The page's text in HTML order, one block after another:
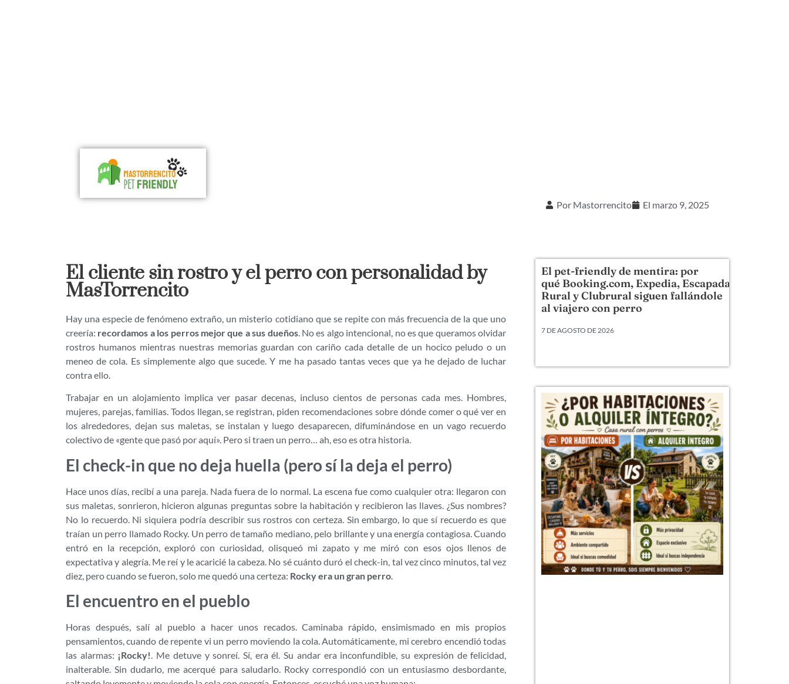
Por Mastorrencito El marzo 9, 2025
El cliente sin rostro y el perro con personalidad by
MasTorrencito
Hay una especie de fenómeno extraño, un misterio cotidiano que se repite con más frecuencia de la que uno
creería: recordamos a los perros mejor que a sus dueños. No es algo intencional, no es que queramos olvidar
rostros humanos mientras nuestras memorias guardan con cariño cada detalle de un hocico peludo o un
meneo de cola. Es simplemente algo que sucede. Y me ha pasado tantas veces que ya he dejado de luchar
contra ello.
Trabajar en un alojamiento implica ver pasar decenas, incluso cientos de personas cada mes. Hombres,
mujeres, parejas, familias. Todos llegan, se registran, piden recomendaciones sobre dónde comer o qué ver en
los alrededores, dejan sus maletas, se instalan y luego desaparecen, difuminándose en un vago recuerdo
colectivo de «gente que pasó por aquí». Pero si traen un perro… ah, eso es otra historia.
El check-in que no deja huella (pero sí la deja el perro)
Hace unos días, recibí a una pareja. Nada fuera de lo normal. La escena fue como cualquier otra: llegaron con
sus maletas, sonrieron, hicieron algunas preguntas sobre la habitación y recibieron las llaves. ¿Sus nombres?
No lo recuerdo. Ni siquiera podría describir sus rostros con certeza. Sin embargo, lo que sí recuerdo es que
traían un perro llamado Rocky. Un perro de tamaño mediano, pelo brillante y una energía contagiosa. Cuando
entró en la recepción, exploró con curiosidad, olisqueó mi zapato y me miró con esos ojos llenos de
expectativa y alegría. Me reí y le acaricié la cabeza. No sé cuánto duró el check-in, tal vez cinco minutos, tal vez
diez, pero cuando se fueron, solo me quedó una certeza: Rocky era un gran perro
El encuentro en el pueblo
Horas después, salí al pueblo a hacer unos recados. Caminaba rápido, ensimismado en mis propios
pensamientos, cuando de repente vi un perro moviendo la cola. Automáticamente, mi cerebro encendió todas
las alarmas: ¡Rocky!. Me detuve y sonreí. Sí, era él. Su andar era inconfundible, su expresión de felicidad,
inalterable. Sin dudarlo, me acerqué para saludarlo. Rocky correspondió con un entusiasmo desbordante,
El pet-friendly de mentira: por
qué Booking.com, Expedia, Escapada
Rural y Clubrural siguen fallándole
al viajero con perro
7 DE AGOSTO DE 2026